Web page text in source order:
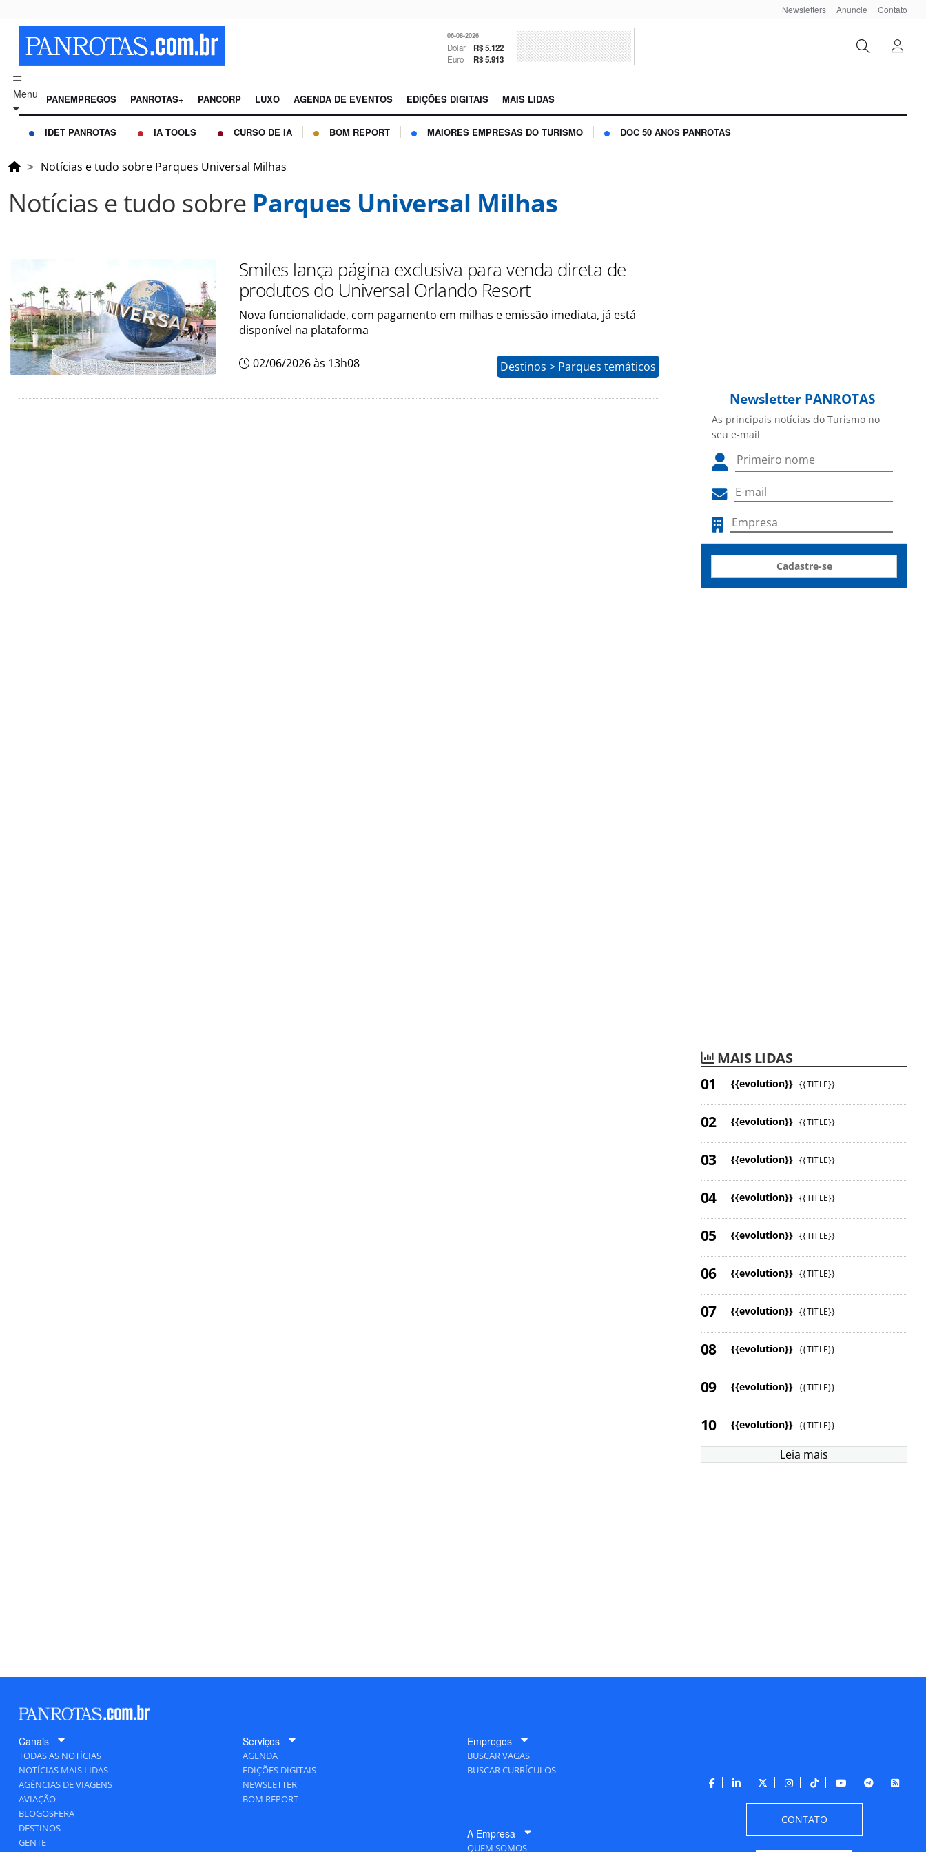
Newsletters Anuncie Contato
06-08-2026
Dólar R$ 5.122
Euro R$ 5.913
Menu PANEMPREGOS PANROTAS+ PANCORP LUXO AGENDA DE EVENTOS EDIÇÕES DIGITAIS MAIS LIDAS
IDET PANROTAS IA TOOLS CURSO DE IA BOM REPORT MAIORES EMPRESAS DO TURISMO DOC 50 ANOS PANROTAS
Notícias e tudo sobre Parques Universal Milhas
Notícias e tudo sobre Parques Universal Milhas
Smiles lança página exclusiva para venda direta de
produtos do Universal Orlando Resort
Nova funcionalidade, com pagamento em milhas e emissão imediata, já está
disponível na plataforma
02/06/2026 às 13h08 Destinos > Parques temáticos
Newsletter PANROTAS
As principais notícias do Turismo no
seu e-mail
Cadastre-se
MAIS LIDAS
{{evolution}} {{TITLE}}
{{evolution}} {{TITLE}}
{{evolution}} {{TITLE}}
{{evolution}} {{TITLE}}
{{evolution}} {{TITLE}}
{{evolution}} {{TITLE}}
{{evolution}} {{TITLE}}
{{evolution}} {{TITLE}}
{{evolution}} {{TITLE}}
{{evolution}} {{TITLE}}
Leia mais
Canais
TODAS AS NOTÍCIAS
NOTÍCIAS MAIS LIDAS
AGÊNCIAS DE VIAGENS
AVIAÇÃO
BLOGOSFERA
DESTINOS
GENTE
Serviços
AGENDA
EDIÇÕES DIGITAIS
NEWSLETTER
BOM REPORT
Empregos
BUSCAR VAGAS
BUSCAR CURRÍCULOS
A Empresa
QUEM SOMOS
CONTATO